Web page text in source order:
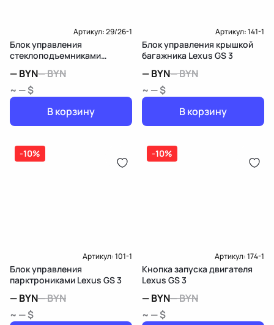
Артикул:29/26-1
Блок управления
стеклоподъемниками
—BYN—BYN
~ — $
В корзину
Артикул:141-1
Блок управления крышкой
багажника Lexus GS 3
—BYN—BYN
~ — $
В корзину
-10%
Артикул:101-1
Блок управления
парктрониками Lexus GS 3
—BYN—BYN
~ — $
-10%
Артикул:174-1
Кнопка запуска двигателя
Lexus GS 3
—BYN—BYN
~ — $